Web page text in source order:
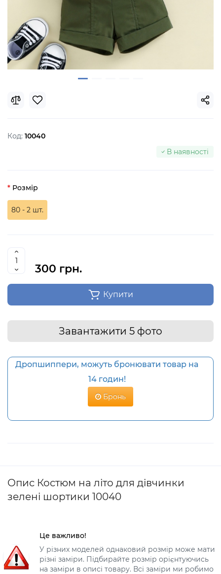
Код: 10040
В наявності
Розмір
80 - 2 шт.
300 грн.
Купити
Завантажити 5 фото
Дропшиппери, можуть бронювати товар на
14 годин!
Бронь
Опис Костюм на літо для дівчинки
зелені шортики 10040
Це важливо!
У різних моделей однаковий розмір може мати
різні заміри. Підбирайте розмір орієнтуючись
на заміри в описі товару. Всі заміри ми робимо